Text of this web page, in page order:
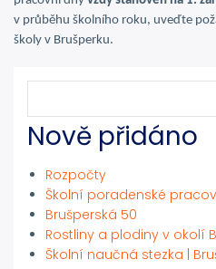
v průběhu školního roku, uveďte
školy v Brušperku.
Nově přidáno
Rozpočty
Školní poradenské
Brušperská 50
Rostliny a plodiny v okolí
Školní naučná stezka |